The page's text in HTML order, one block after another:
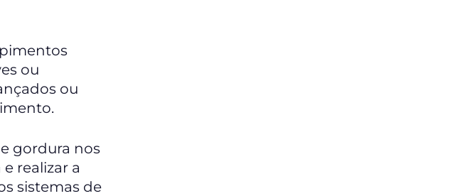
ou
ou
gordura nos
realizar a
sistemas de